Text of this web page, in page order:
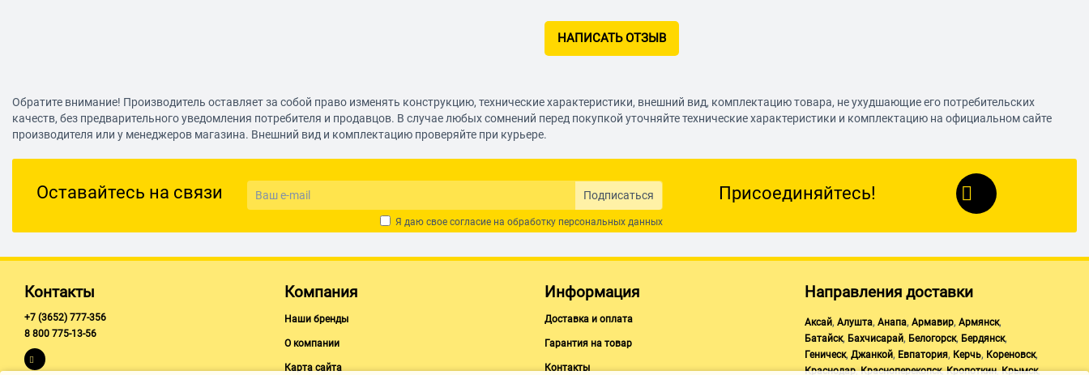
НАПИСАТЬ ОТЗЫВ
Обратите внимание! Производитель оставляет за собой право изменять конструкцию, технические характеристики, внешний вид, комплектацию товара, не ухудшающие его потребительских
качеств, без предварительного уведомления потребителя и продавцов. В случае любых сомнений перед покупкой уточняйте технические характеристики и комплектацию на официальном сайте
производителя или у менеджеров магазина. Внешний вид и комплектацию проверяйте при курьере.
Оставайтесь на связи Подписаться
Я даю свое согласие на обработку персональных данных
Присоединяйтесь!
Контакты
+7 (3652) 777-356
8 800 775-13-56
Компания
Наши бренды
О компании
Карта сайта
Информация
Доставка и оплата
Гарантия на товар
Контакты
Направления доставки
Аксай, Алушта, Анапа, Армавир, Армянск,
Батайск, Бахчисарай, Белогорск, Бердянск,
Геническ, Джанкой, Евпатория, Керчь, Кореновск,
Краснодар,Красноперекопск,Кропоткин,Крымск,